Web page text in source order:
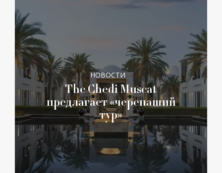
НОВОСТИ
The Chedi Muscat
предлагает «черепаший
тур»